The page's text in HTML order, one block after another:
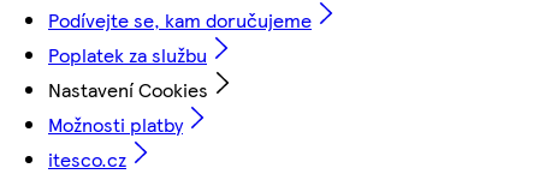
Podívejte se, kam doručujeme
Poplatek za službu
Nastavení Cookies
Možnosti platby
itesco.cz